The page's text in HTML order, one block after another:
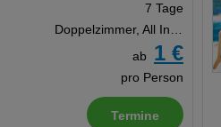
7 Tage
Doppelzimmer, All Inclusive
ab
1 €
pro Person
Termine